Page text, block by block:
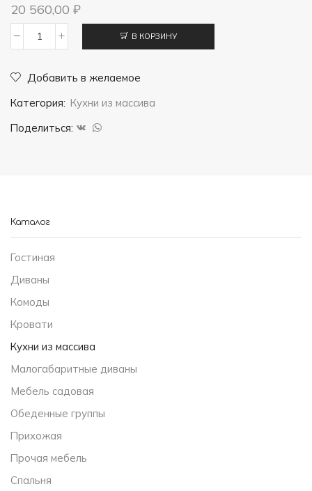
20 560,00 ₽
Кухня
"Астра
20"
В КОРЗИНУ
Добавить в желаемое
Категория: Кухни из массива
Поделиться:
Каталог
Гостиная
Диваны
Комоды
Кровати
Кухни из массива
Малогабаритные диваны
Мебель садовая
Обеденные группы
Прихожая
Прочая мебель
Спальня